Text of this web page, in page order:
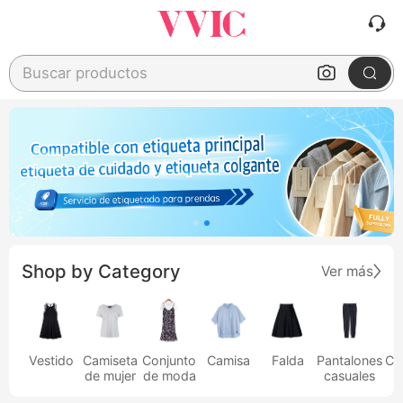
Buscar productos
Shop by Category Ver más
Vestido
Camiseta
de mujer
Conjunto
de moda
Camisa Falda
Pantalones
casuales